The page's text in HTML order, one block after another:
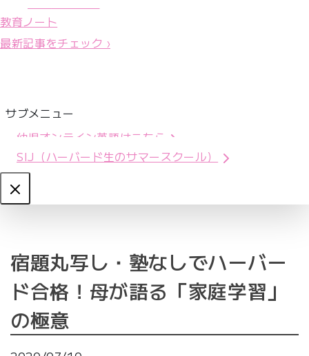
教育ノート
最新記事をチェック ›
サブメニュー
幼児オンライン英語はこちら
SIJ（ハーバード生のサマースクール）
Close
宿題丸写し・塾なしでハーバー
ド合格！母が語る「家庭学習」
の極意